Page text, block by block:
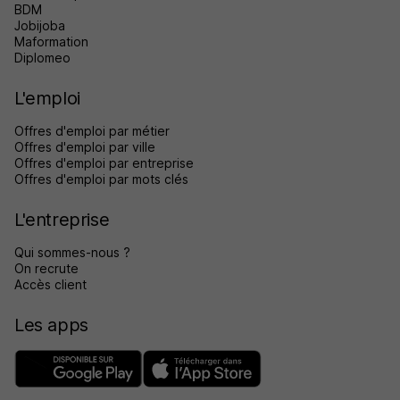
BDM
Jobijoba
Maformation
Diplomeo
L'emploi
Offres d'emploi par métier
Offres d'emploi par ville
Offres d'emploi par entreprise
Offres d'emploi par mots clés
L'entreprise
Qui sommes-nous ?
On recrute
Accès client
Les apps